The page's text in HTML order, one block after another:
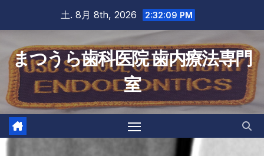
content
土. 8月 8th, 2026 2:32:10 PM
まつうら歯科医院 歯内療法専門
室